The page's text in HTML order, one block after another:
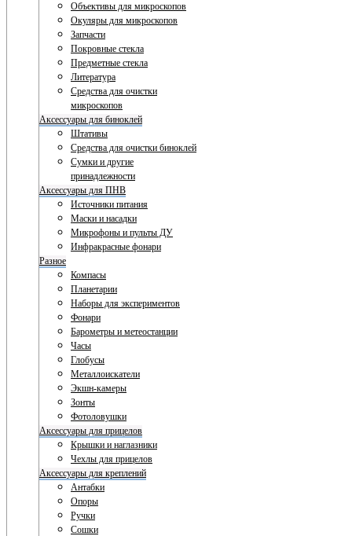
Объективы для микроскопов
Окуляры для микроскопов
Запчасти
Покровные стекла
Предметные стекла
Литература
Средства для очистки
микроскопов
Аксессуары для биноклей
Штативы
Средства для очистки биноклей
Сумки и другие
принадлежности
Аксессуары для ПНВ
Источники питания
Маски и насадки
Микрофоны и пульты ДУ
Инфракрасные фонари
Разное
Компасы
Планетарии
Наборы для экспериментов
Фонари
Барометры и метеостанции
Часы
Глобусы
Металлоискатели
Экшн-камеры
Зонты
Фотоловушки
Аксессуары для прицелов
Крышки и наглазники
Чехлы для прицелов
Аксессуары для креплений
Антабки
Опоры
Ручки
Сошки